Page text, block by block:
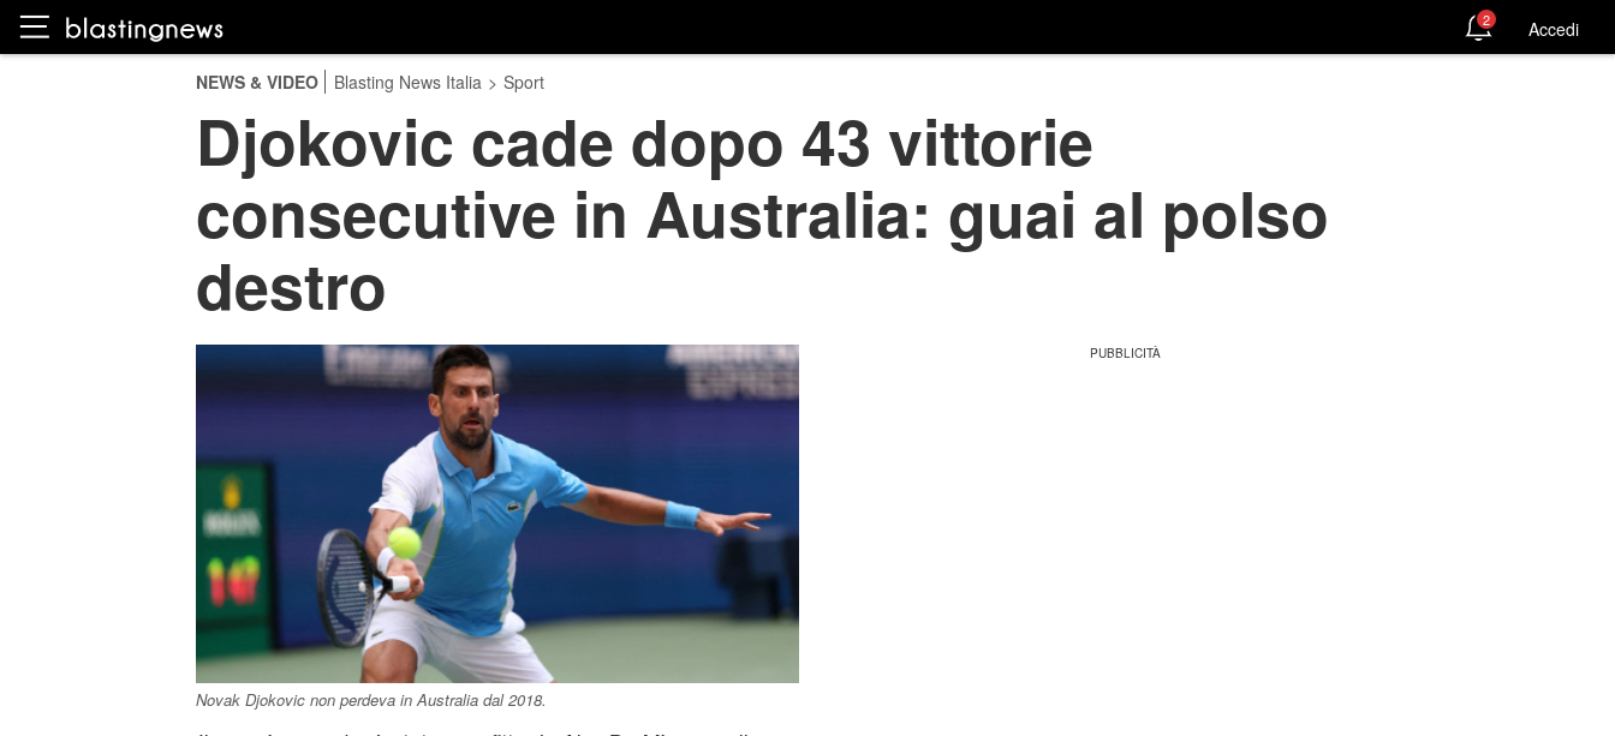
2 Accedi
NEWS & VIDEO Blasting News Italia > Sport
Djokovic cade dopo 43 vittorie
consecutive in Australia: guai al polso
destro
Novak Djokovic non perdeva in Australia dal 2018.